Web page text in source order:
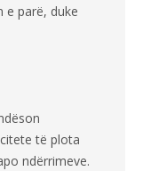
e parë, duke
të plota
ndërrimeve.